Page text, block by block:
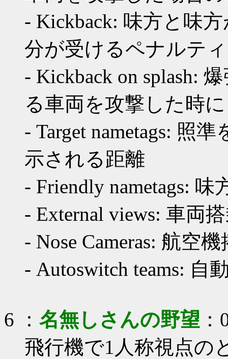
- Kickback: 味方と味
分が受けるペナルテ
- Kickback on splash:
る車両を攻撃した時
- Target nametags: 照
示される距離
- Friendly nametags:
- External views: 車両
- Nose Cameras: 航空
- Autoswitch teams: 自
6 ： 名無しさんの野望
飛行機で1人称視点の